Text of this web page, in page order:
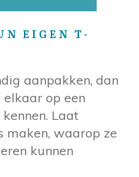
EIGEN T-
aanpakken, dan
op een
Laat
maken, waarop ze
kunnen